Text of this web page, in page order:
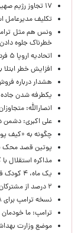
۱۷ تجاوز رژیم صهیونیستی به خاک سوریه در ۴۸ ساعت گذشته
تکلیف
ونس هم مثل
خطرناک جلوه
اتحادیه اروپا ۵ فرد مرتبط با صنایع دفاعی روسیه را تحریم کرد
افزایش خطر ابتلا
هشدار درباره
یکطرفه شدن جاده
انصارالله:
علی اکبری: دشمن
چگونه به «کیف
پوتین قصد محک
مذاکره استقلال با
یک ماه، ۴ کودک قربانی حمله سگ‌ها در سنندج / چرا حوادث تکرار می‌شود؟
۲ درصد از مشترکان ۱۰ درصد برق خانگی را مصرف می‌کنند!
نسخه ترامپ برای ۲۰۲۸؛ حمایت محرمانه از نامزدی جی‌دی ونس
ترامپ: ما
موضع وزارت